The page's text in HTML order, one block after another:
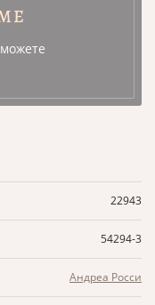
22943
54294-3
Андреа Росси